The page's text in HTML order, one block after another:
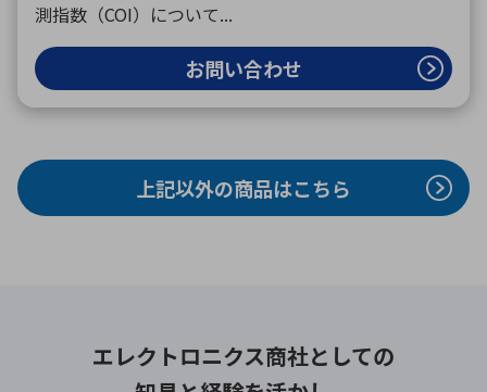
測指数（COI）について...
お問い合わせ
上記以外の商品はこちら
エレクトロニクス商社としての